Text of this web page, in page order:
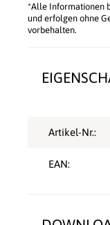
*Alle Informationen
und erfolgen ohne
vorbehalten.
Artikel-Nr.:
EAN: